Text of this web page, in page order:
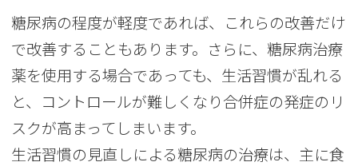
糖尿病の程度が軽度であれば、これらの改善だけ
で改善することもあります。さらに、糖尿病治療
薬を使用する場合であっても、生活習慣が乱れる
と、コントロールが難しくなり合併症の発症のリ
スクが高まってしまいます。
生活習慣の見直しによる糖尿病の治療は、主に食